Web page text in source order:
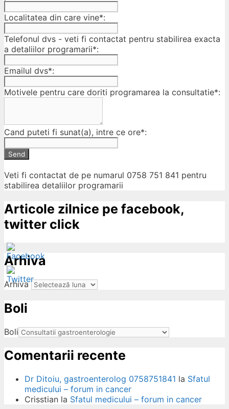
Localitatea din care vine*:
Telefonul dvs - veti fi contactat pentru stabilirea exacta
a detaliilor programarii*:
Emailul dvs*:
Motivele pentru care doriti programarea la consultatie*:
Cand puteti fi sunat(a), intre ce ore*:
Send
Veti fi contactat de pe numarul 0758 751 841 pentru
stabilirea detaliilor programarii
Articole zilnice pe facebook,
twitter click
Arhiva
Arhiva
Boli
Boli
Comentarii recente
Dr Ditoiu, gastroenterolog 0758751841 la Sfatul
medicului – forum in cancer
Crisstian la Sfatul medicului – forum in cancer